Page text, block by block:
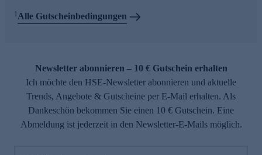
1Alle Gutscheinbedingungen
Newsletter abonnieren – 10 € Gutschein erhalten
Ich möchte den HSE-Newsletter abonnieren und aktuelle
Trends, Angebote & Gutscheine per E-Mail erhalten. Als
Dankeschön bekommen Sie einen 10 € Gutschein. Eine
Abmeldung ist jederzeit in den Newsletter-E-Mails möglich.